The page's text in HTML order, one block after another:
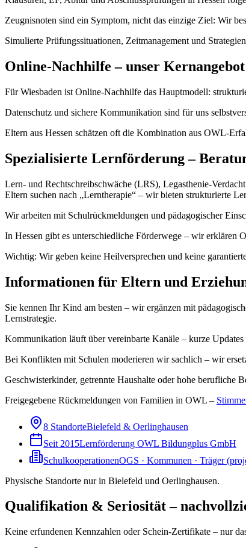
Zeugnisnoten sind ein Symptom, nicht das einzige Ziel: Wir
Simulierte Prüfungssituationen, Zeitmanagement und
Online-Nachhilfe – unser
Für Wiesbaden ist Online-Nachhilfe das Hauptmodell:
Datenschutz und sichere Kommunikation sind für uns
Eltern aus Hessen schätzen oft die Kombination aus OWL-
Spezialisierte Lernförderung –
Lern- und Rechtschreibschwäche (LRS), Legasthenie-
Eltern suchen nach „Lerntherapie“ – wir bieten strukturierte
Wir arbeiten mit Schulrückmeldungen und pädagogischer
In Hessen gibt es unterschiedliche Förderwege – wir
Wichtig: Wir geben keine Heilversprechen und keine
Informationen für Eltern und
Sie kennen Ihr Kind am besten – wir ergänzen mit
Lernstrategie.
Kommunikation läuft über vereinbarte Kanäle – kurze
Bei Konflikten mit Schulen moderieren wir sachlich – wir
Geschwisterkinder, getrennte Haushalte oder hohe berufliche
Freigegebene Rückmeldungen von Familien in OWL –
8 StandorteBielefeld & Oerlinghausen
Seit 2015Lernförderung OWL Bildungplus GmbH
SchulkooperationenOGS · Kommunen · Träger
Physische Standorte nur in Bielefeld und Oerlinghausen.
Qualifikation & Seriosität –
Keine erfundenen Kennzahlen oder Schein-Zertifikate – nur